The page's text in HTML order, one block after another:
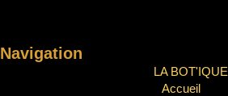
Navigation
LA BOT'IQUE
Accueil